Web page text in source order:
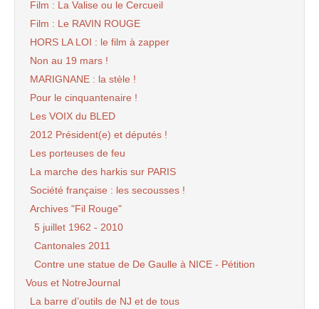
Film : La Valise ou le Cercueil
Film : Le RAVIN ROUGE
HORS LA LOI : le film à zapper
Non au 19 mars !
MARIGNANE : la stèle !
Pour le cinquantenaire !
Les VOIX du BLED
2012 Président(e) et députés !
Les porteuses de feu
La marche des harkis sur PARIS
Société française : les secousses !
Archives "Fil Rouge"
5 juillet 1962 - 2010
Cantonales 2011
Contre une statue de De Gaulle à NICE - Pétition
Vous et NotreJournal
La barre d’outils de NJ et de tous